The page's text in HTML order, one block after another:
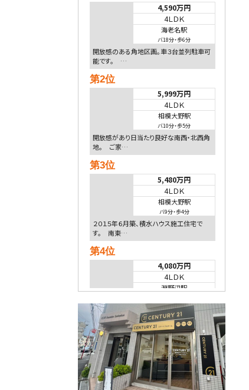
4,590万円
4ＬＤＫ
海老名駅
バ18分・歩6分
開放感のある角地区画。車３台並列駐車可
能です。 …
第2位
5,999万円
4ＬＤＫ
相模大野駅
バ10分・歩5分
開放感があり日当たり良好な南西・北西角
地。 ご家…
第3位
5,480万円
4ＬＤＫ
相模大野駅
バ9分・歩4分
２０１５年６月築、積水ハウス施工住宅で
す。 南東…
第4位
4,080万円
4ＬＤＫ
淵野辺駅
南側道路に面しており日当たり良好。 キ
ッチンから…
第5位
3,680万円
4ＬＤＫ
橋本駅
バ19分 歩8分